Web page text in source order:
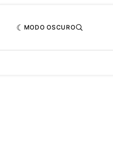
MODO OSCURO